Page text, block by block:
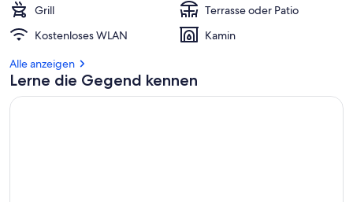
Grill
Terrasse oder Patio
Kostenloses WLAN
Kamin
Alle anzeigen
Lerne die Gegend kennen